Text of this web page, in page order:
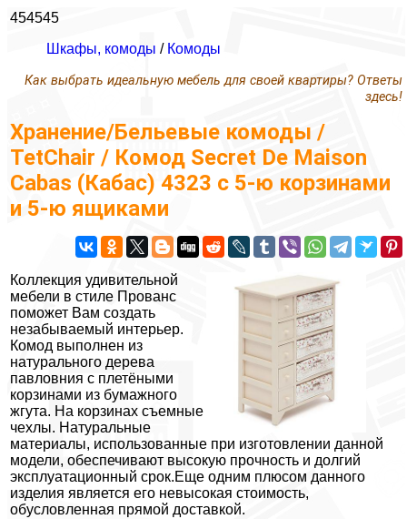
454545
Шкафы, комоды / Комоды
Как выбрать идеальную мебель для своей квартиры? Ответы
здесь!
Хранение/Бельевые комоды /
TetChair / Комод Secret De Maison
Cabas (Кабас) 4323 с 5-ю корзинами
и 5-ю ящиками
Коллекция удивительной
мебели в стиле Прованс
поможет Вам создать
незабываемый интерьер.
Комод выполнен из
натурального дерева
павловния с плетёными
корзинами из бумажного
жгута. На корзинах съемные
чехлы. Натуральные
материалы, использованные при изготовлении данной
модели, обеспечивают высокую прочность и долгий
эксплуатационный срок.Еще одним плюсом данного
изделия является его невысокая стоимость,
обусловленная прямой доставкой.